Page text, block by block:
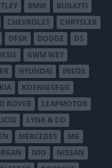
BMW
BUGATTI
CHEVROLET
CHRYSLER
DFSK DODGE
DS
GWM WEY
HYUNDAI
INEOS
KIA
KOENIGSEGG
ROVER
LEAPMOTOR
LYNK & CO
MERCEDES
MG
NIO
NISSAN